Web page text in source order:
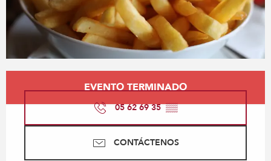
Horarios y datos de contacto
EVENTO TERMINADO
05 62 69 35▒▒
CONTÁCTENOS